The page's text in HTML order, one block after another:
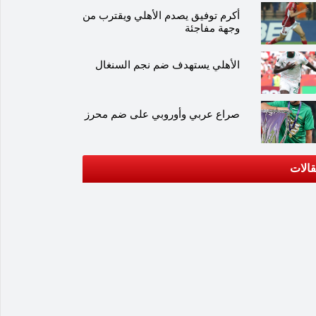
أكرم توفيق يصدم الأهلي ويقترب من
وجهة مفاجئة
الأهلي يستهدف ضم نجم السنغال
صراع عربي وأوروبي على ضم محرز